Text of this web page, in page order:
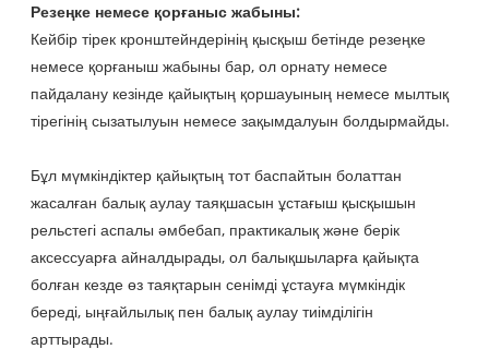
Резеңке немесе қорғаныс жабыны:
Кейбір тірек кронштейндерінің қысқыш бетінде резеңке
немесе қорғаныш жабыны бар, ол орнату немесе
пайдалану кезінде қайықтың қоршауының немесе мылтық
тірегінің сызатылуын немесе зақымдалуын болдырмайды.
Бұл мүмкіндіктер қайықтың тот баспайтын болаттан
жасалған балық аулау таяқшасын ұстағыш қысқышын
рельстегі аспалы әмбебап, практикалық және берік
аксессуарға айналдырады, ол балықшыларға қайықта
болған кезде өз таяқтарын сенімді ұстауға мүмкіндік
береді, ыңғайлылық пен балық аулау тиімділігін
арттырады.